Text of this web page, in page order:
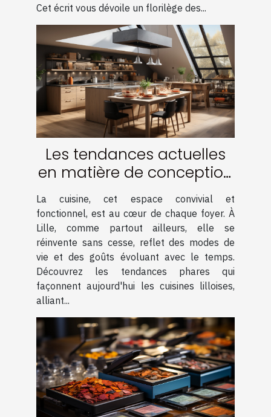
Cet écrit vous dévoile un florilège des...
Les tendances actuelles
en matière de conception
de cuisine à Lille
La cuisine, cet espace convivial et
fonctionnel, est au cœur de chaque foyer. À
Lille, comme partout ailleurs, elle se
réinvente sans cesse, reflet des modes de
vie et des goûts évoluant avec le temps.
Découvrez les tendances phares qui
façonnent aujourd'hui les cuisines lilloises,
alliant...